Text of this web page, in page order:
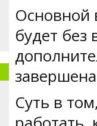
Основной
будет без
Суть в